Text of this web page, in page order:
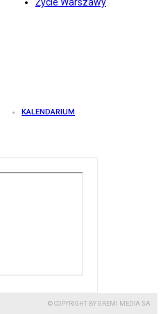
KALENDARIUM
© COPYRIGHT BY GREMI MEDIA SA